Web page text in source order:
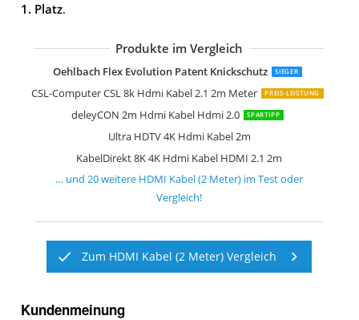
1. Platz.
Produkte im Vergleich
Oehlbach Flex Evolution Patent Knickschutz SIEGER
CSL-Computer CSL 8k Hdmi Kabel 2.1 2m Meter PREIS-LEISTUNG
deleyCON 2m Hdmi Kabel Hdmi 2.0 SPARTIPP
Ultra HDTV 4K Hdmi Kabel 2m
KabelDirekt 8K 4K Hdmi Kabel HDMI 2.1 2m
StarTech.com 2m Hdmi 2.1 Kabel 8K
KabelDirekt 4K Hdmi Kabel Pro Series
2m 8K Hdmi Kabel 2.1
Ultra HDTV Premium 8K Hdmi 2.1
UGREEN Hdmi 2.1 Kabel
CSL-Computer CSL 8k Hdmi Kabel
8K Hdmi Kabel Ultra Hdtv
Zertifiziertes 10K 8K Hdmi 2.1 Kabel
KabelDirekt 4K Hdmi Kabel 2m
UGREEN 8k Hdmi Kabel 2.1
Hama Hdmi Kabel 2 m lang Ultra HD
KabelDirekt 10K & 8K Hdmi Kabel
CSL-Computer CSL 8k 4k Hdmi Kabel
Highwings HDMI Kabel 2meter 8K
8K Hdmi Kabel 2.1
… und20weitere HDMI Kabel (2 Meter) im Test oder
Vergleich!
Zum HDMI Kabel (2 Meter) Vergleich
Kundenmeinung